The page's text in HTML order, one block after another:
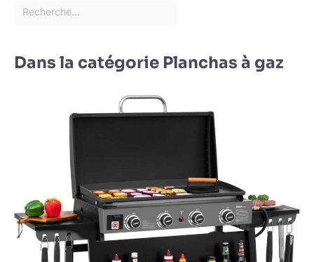
Dans la catégorie Planchas à gaz